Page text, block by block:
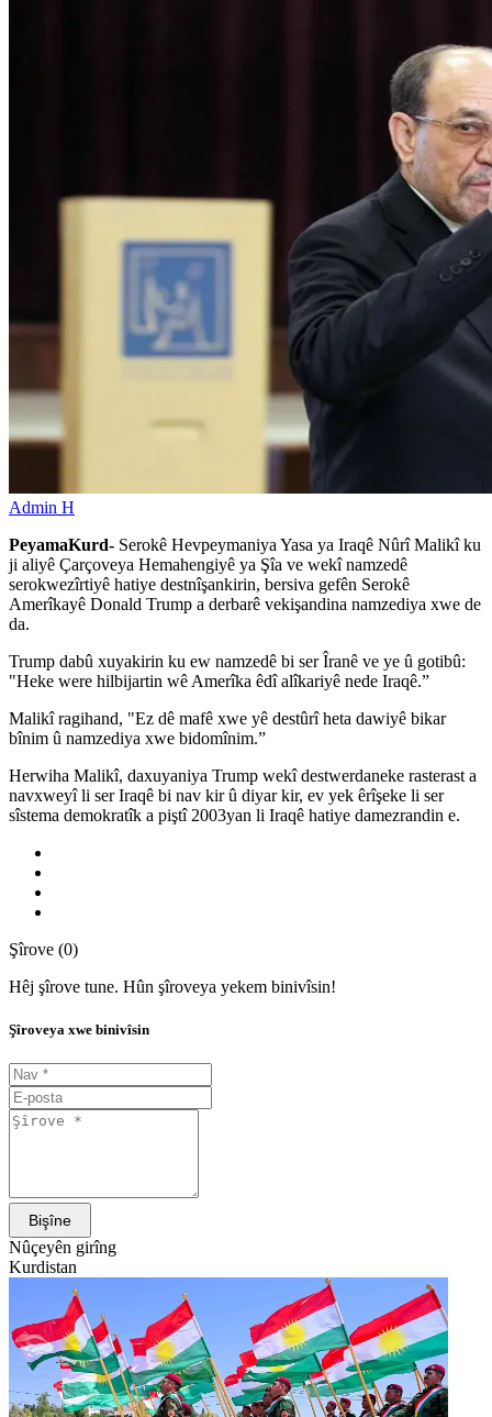
Admin H
PeyamaKurd- Serokê Hevpeymaniya Yasa ya Iraqê Nûrî Malikî ku
ji aliyê Çarçoveya Hemahengiyê ya Şîa ve wekî namzedê
serokwezîrtiyê hatiye destnîşankirin, bersiva gefên Serokê
Amerîkayê Donald Trump a derbarê vekişandina namzediya xwe de
da.
Trump dabû xuyakirin ku ew namzedê bi ser Îranê ve ye û gotibû:
"Heke were hilbijartin wê Amerîka êdî alîkariyê nede Iraqê.”
Malikî ragihand, "Ez dê mafê xwe yê destûrî heta dawiyê bikar
bînim û namzediya xwe bidomînim.”
Herwiha Malikî, daxuyaniya Trump wekî destwerdaneke rasterast a
navxweyî li ser Iraqê bi nav kir û diyar kir, ev yek êrîşeke li ser
sîstema demokratîk a piştî 2003yan li Iraqê hatiye damezrandin e.
Şîrove (0)
Hêj şîrove tune. Hûn şîroveya yekem binivîsin!
Şîroveya xwe binivîsin
Bişîne
Nûçeyên girîng
Kurdistan